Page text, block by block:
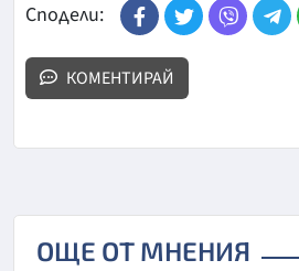
Сподели:
КОМЕНТИРАЙ
ОЩЕ ОТ МНЕНИЯ